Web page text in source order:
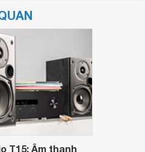
T15: Âm thanh